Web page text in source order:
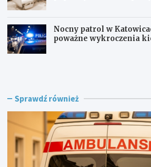
Nocny patrol w
poważne wykroczenia
Z
ż
B
e Sprawdź również